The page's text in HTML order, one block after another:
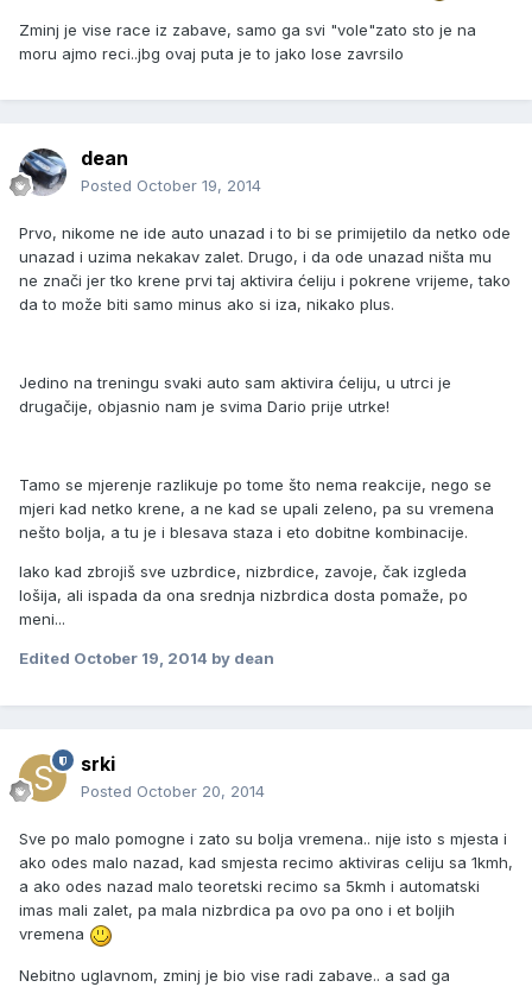
Zminj je vise race iz zabave, samo ga svi "vole"zato sto je na
moru ajmo reci..jbg ovaj puta je to jako lose zavrsilo
dean
Posted October 19, 2014
Prvo, nikome ne ide auto unazad i to bi se primijetilo da netko ode
unazad i uzima nekakav zalet. Drugo, i da ode unazad ništa mu
ne znači jer tko krene prvi taj aktivira ćeliju i pokrene vrijeme, tako
da to može biti samo minus ako si iza, nikako plus.
Jedino na treningu svaki auto sam aktivira ćeliju, u utrci je
drugačije, objasnio nam je svima Dario prije utrke!
Tamo se mjerenje razlikuje po tome što nema reakcije, nego se
mjeri kad netko krene, a ne kad se upali zeleno, pa su vremena
nešto bolja, a tu je i blesava staza i eto dobitne kombinacije.
Iako kad zbrojiš sve uzbrdice, nizbrdice, zavoje, čak izgleda
lošija, ali ispada da ona srednja nizbrdica dosta pomaže, po
meni...
Edited October 19, 2014 by dean
srki
Posted October 20, 2014
Sve po malo pomogne i zato su bolja vremena.. nije isto s mjesta i
ako odes malo nazad, kad smjesta recimo aktiviras celiju sa 1kmh,
a ako odes nazad malo teoretski recimo sa 5kmh i automatski
imas mali zalet, pa mala nizbrdica pa ovo pa ono i et boljih
vremena
Nebitno uglavnom, zminj je bio vise radi zabave.. a sad ga